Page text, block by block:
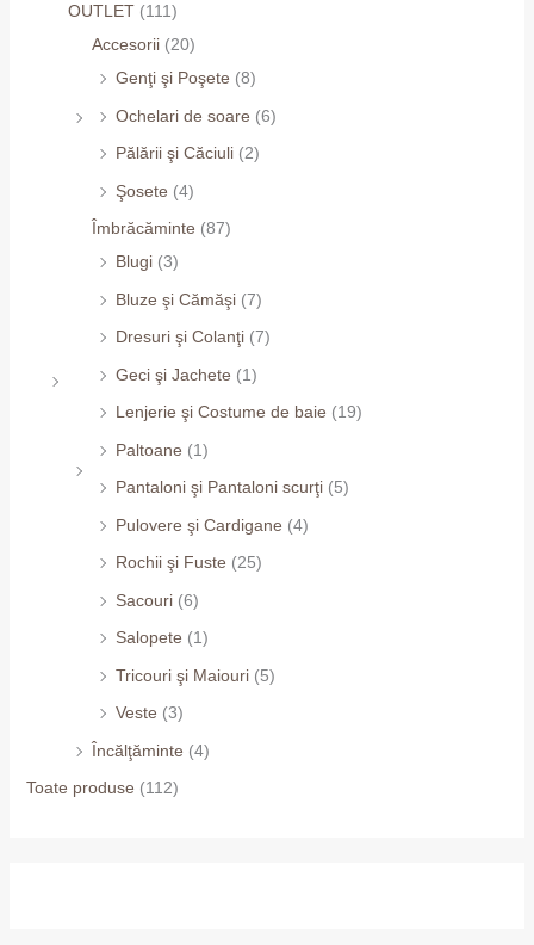
OUTLET (111)
Accesorii (20)
Genţi şi Poşete (8)
Ochelari de soare (6)
Pălării şi Căciuli (2)
Şosete (4)
Îmbrăcăminte (87)
Blugi (3)
Bluze şi Cămăşi (7)
Dresuri şi Colanţi (7)
Geci şi Jachete (1)
Lenjerie şi Costume de baie (19)
Paltoane (1)
Pantaloni şi Pantaloni scurţi (5)
Pulovere şi Cardigane (4)
Rochii şi Fuste (25)
Sacouri (6)
Salopete (1)
Tricouri şi Maiouri (5)
Veste (3)
Încălţăminte (4)
Toate produse (112)